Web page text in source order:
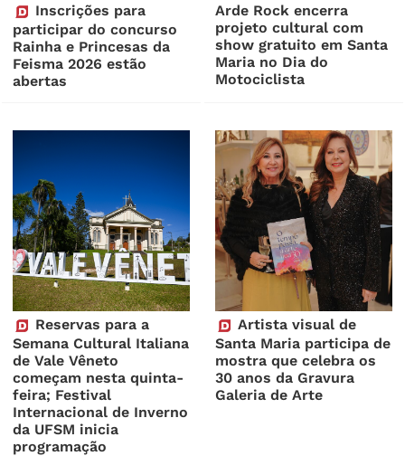
Inscrições para
participar do concurso
Rainha e Princesas da
Feisma 2026 estão
abertas
Arde Rock encerra
projeto cultural com
show gratuito em Santa
Maria no Dia do
Motociclista
Reservas para a
Semana Cultural Italiana
de Vale Vêneto
começam nesta quinta-
feira; Festival
Internacional de Inverno
da UFSM inicia
programação
Artista visual de
Santa Maria participa de
mostra que celebra os
30 anos da Gravura
Galeria de Arte